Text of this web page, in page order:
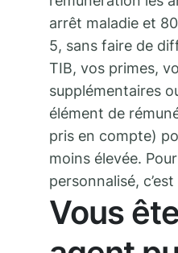
arrêt maladie et
5, sans faire de
TIB, vos primes,
supplémentaires
élément de
pris en compte)
moins élevée.
personnalisé, c’est
Vous